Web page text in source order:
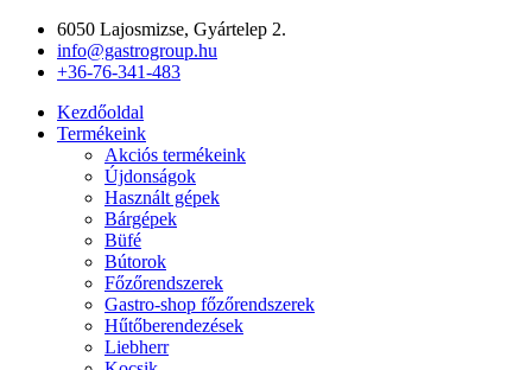
Ugrás
tartalomhoz
6050 Lajosmizse, Gyártelep 2.
info@gastrogroup.hu
+36-76-341-483
Kezdőoldal
Termékeink
Akciós termékeink
Újdonságok
Használt gépek
Bárgépek
Büfé
Bútorok
Főzőrendszerek
Gastro-shop főzőrendszerek
Hűtőberendezések
Liebherr